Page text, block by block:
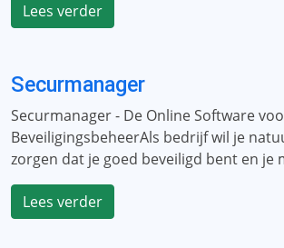
Lees verder
Securmanager
Securmanager - De Online Software
BeveiligingsbeheerAls bedrijf wil je
zorgen dat je goed beveiligd bent en je
Lees verder